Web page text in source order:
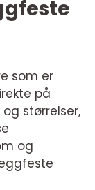
som er
på
størrelser,
og